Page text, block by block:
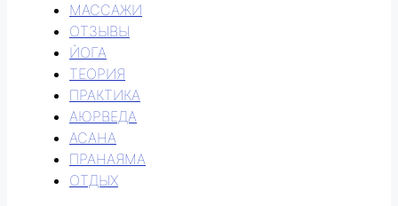
МАССАЖИ
ОТЗЫВЫ
ЙОГА
ТЕОРИЯ
ПРАКТИКА
АЮРВЕДА
АСАНА
ПРАНАЯМА
ОТДЫХ